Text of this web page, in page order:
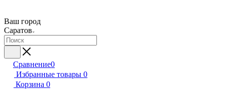
Ваш город
Саратов
Сравнение0
Избранные товары 0
Корзина 0